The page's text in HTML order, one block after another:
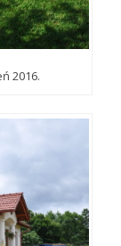
2016.